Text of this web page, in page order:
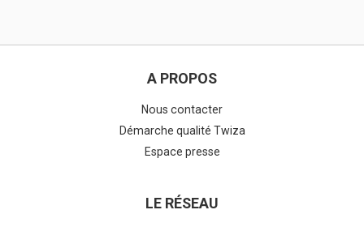
A PROPOS
Nous contacter
Démarche qualité Twiza
Espace presse
LE RÉSEAU